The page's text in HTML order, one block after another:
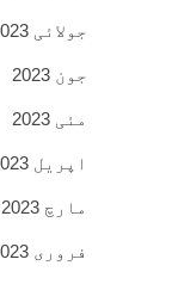
جولائی 2023
جون 2023
مئی 2023
اپریل 2023
مارچ 2023
فروری 2023